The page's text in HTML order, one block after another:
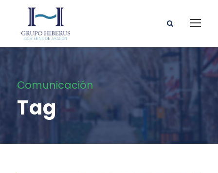
Comunicación
Tag